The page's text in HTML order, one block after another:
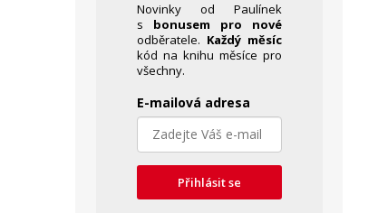
Novinky od Paulínek
s bonusem pro nové
odběratele. Každý měsíc
kód na knihu měsíce pro
všechny.
E-mailová adresa
Přihlásit se